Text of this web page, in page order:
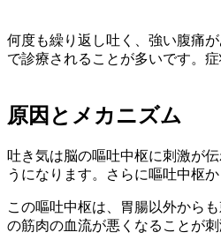
何度も繰り返し吐く、強い腹痛
で診療されることが多いです。
原因とメカニズム
吐き気は脳の嘔吐中枢に刺激が
うになります。さらに嘔吐中枢
この嘔吐中枢は、胃腸以外から
の筋肉の血流が悪くなることが